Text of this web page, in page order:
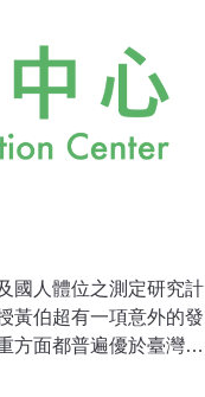
國人體位之測定研究計
黃伯超有一項意外的發
方面都普遍優於臺灣地